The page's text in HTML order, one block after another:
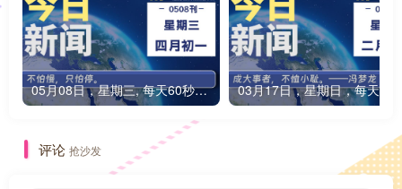
05月08日，星期三, 每天60秒读懂全世界！
评论 抢沙发